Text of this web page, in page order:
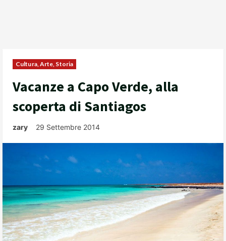
Cultura, Arte, Storia
Vacanze a Capo Verde, alla
scoperta di Santiagos
zary 29 Settembre 2014